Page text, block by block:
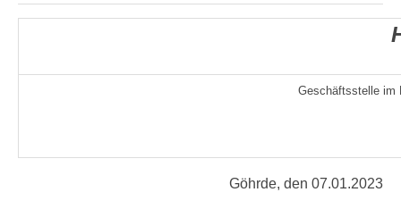
Geschäftsstelle im
Göhrde, den 07.01.2023